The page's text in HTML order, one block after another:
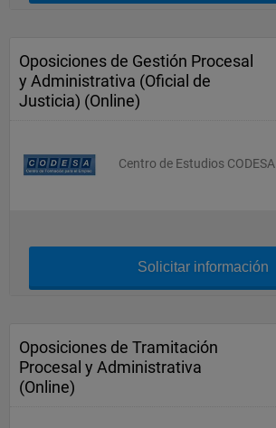
Oposiciones de Gestión Procesal
y Administrativa (Oficial de
Justicia) (Online)
Centro de Estudios CODESA
Solicitar información
Oposiciones de Tramitación
Procesal y Administrativa
(Online)